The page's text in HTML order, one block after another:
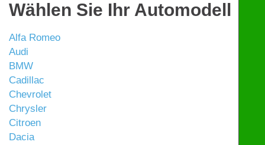
Wählen Sie Ihr Automodell
Alfa Romeo
Audi
BMW
Cadillac
Chevrolet
Chrysler
Citroen
Dacia